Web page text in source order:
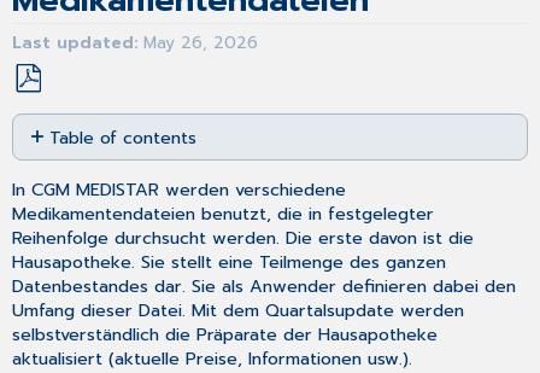
Last updated May 26, 2026
Save
as
PDF
Table of contents
No
headers
In CGM MEDISTAR werden verschiedene
Medikamentendateien benutzt, die in festgelegter
Reihenfolge durchsucht werden. Die erste davon ist die
Hausapotheke. Sie stellt eine Teilmenge des ganzen
Datenbestandes dar. Sie als Anwender definieren dabei den
Umfang dieser Datei. Mit dem Quartalsupdate werden
selbstverständlich die Präparate der Hausapotheke
aktualisiert (aktuelle Preise, Informationen usw.).